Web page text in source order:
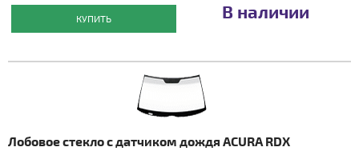
КУПИТЬ В наличии
Лобовое стекло с датчиком дождя ACURA RDX